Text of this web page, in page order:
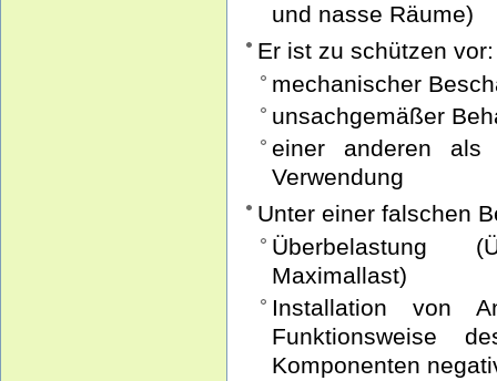
und nasse Räume)
Er ist zu schützen vor:
mechanischer
unsachgemäßer
einer anderen als
Verwendung
Unter einer falschen
Überbelastung
Maximallast)
Installation von
Funktionsweise
Komponenten